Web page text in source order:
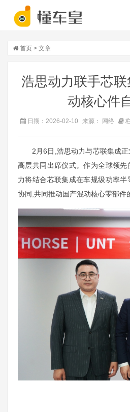
首页 > 文章
浩思动力联手芯
动核心件
日期：2026-02-10 来源： 网络
2月6日,浩思动力与芯联集成
高层共同出席仪式。作为全球领
力将结合芯联集成在车规级功率
协同,共同推动国产混动核心零部件